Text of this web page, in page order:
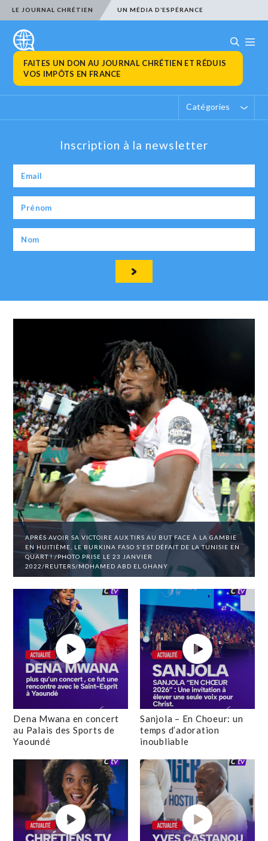
LE JOURNAL CHRÉTIEN UN MÉDIA D’ESPÉRANCE
FAITES UN DON AU JOURNAL CHRÉTIEN ET RÉDUIS
VOS IMPÔTS EN FRANCE
Catégories
Inscription à la newsletter
APRÈS AVOIR SA VICTOIRE AUX TIRS AU BUT FACE À LA GAMBIE
EN HUITIÈME, LE BURKINA FASO S'EST DÉFAIT DE LA TUNISIE EN
QUART ! /PHOTO PRISE LE 23 JANVIER
2022/REUTERS/MOHAMED ABD EL GHANY
Dena Mwana en concert
au Palais des Sports de
Yaoundé
Sanjola – En Choeur: un
temps d’adoration
inoubliable